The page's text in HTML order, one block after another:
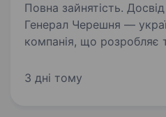
Повна зайнятість.
Генерал Черешня —
компанія, що розробляє
з FPV-дронами та
3 дні тому